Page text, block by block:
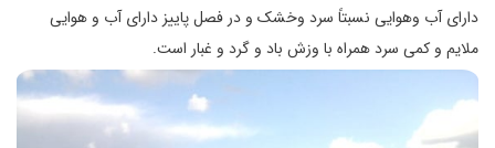
دارای آب وهوایی نسبتاً سرد وخشک و در فصل پاییز دارای آب و هوایی
ملایم و کمی سرد همراه با وزش باد و گرد و غبار است.